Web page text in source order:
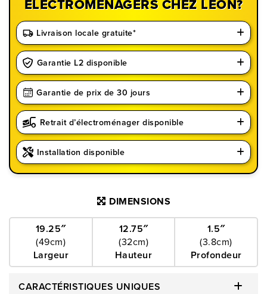
ÉLECTROMÉNAGERS CHEZ LÉON?
Livraison locale gratuite*
Garantie L2 disponible
Garantie de prix de 30 jours
Retrait d’électroménager disponible
Installation disponible
DIMENSIONS
19.25″
(49cm)
Largeur
12.75″
(32cm)
Hauteur
1.5″
(3.8cm)
Profondeur
CARACTÉRISTIQUES UNIQUES